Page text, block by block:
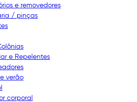
e removedores
/ pinças
e Repelentes
verão
corporal